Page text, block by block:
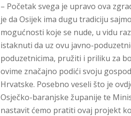
– Početak svega je upravo ova
je da Osijek ima dugu tradiciju
mogućnosti koje se nude, u vidu
istaknuti da uz ovu javno-
poduzetnicima, pružiti i priliku za
ovime značajno podići svoju
Hrvatske. Posebno veseli što je
Osječko-baranjske županije te
nastavit ćemo pratiti ovaj projekt